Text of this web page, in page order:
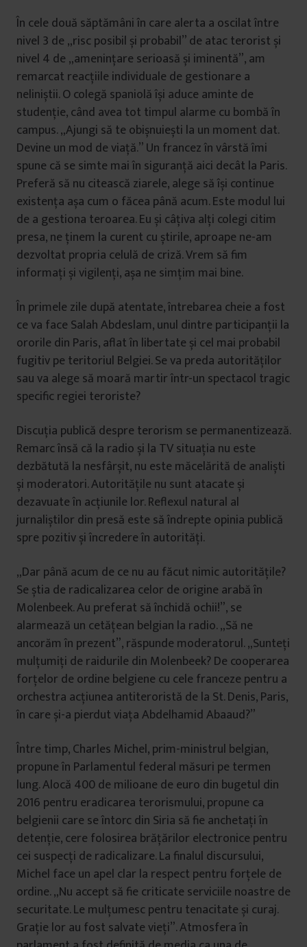
În cele două săptămâni în care alerta a oscilat între
nivel 3 de „risc posibil și probabil” de atac terorist și
nivel 4 de „amenințare serioasă și iminentă”, am
remarcat reacțiile individuale de gestionare a
neliniștii. O colegă spaniolă își aduce aminte de
studenție, când avea tot timpul alarme cu bombă în
campus. „Ajungi să te obișnuiești la un moment dat.
Devine un mod de viață.” Un francez în vârstă îmi
spune că se simte mai în siguranță aici decât la Paris.
Preferă să nu citească ziarele, alege să își continue
existența așa cum o făcea până acum. Este modul lui
de a gestiona teroarea. Eu și câțiva alți colegi citim
presa, ne ținem la curent cu știrile, aproape ne-am
dezvoltat propria celulă de criză. Vrem să fim
informați și vigilenți, așa ne simțim mai bine.
În primele zile după atentate, întrebarea cheie a fost
ce va face Salah Abdeslam, unul dintre participanții la
ororile din Paris, aflat în libertate și cel mai probabil
fugitiv pe teritoriul Belgiei. Se va preda autorităților
sau va alege să moară martir într-un spectacol tragic
specific regiei teroriste?
Discuția publică despre terorism se permanentizează.
Remarc însă că la radio și la TV situația nu este
dezbătută la nesfârșit, nu este măcelărită de analiști
și moderatori. Autoritățile nu sunt atacate și
dezavuate în acțiunile lor. Reflexul natural al
jurnaliștilor din presă este să îndrepte opinia publică
spre pozitiv și încredere în autorități.
„Dar până acum de ce nu au făcut nimic autoritățile?
Se știa de radicalizarea celor de origine arabă în
Molenbeek. Au preferat să închidă ochii!”, se
alarmează un cetățean belgian la radio. „Să ne
ancorăm în prezent”, răspunde moderatorul. „Sunteți
mulțumiți de raidurile din Molenbeek? De cooperarea
forțelor de ordine belgiene cu cele franceze pentru a
orchestra acțiunea antiteroristă de la St. Denis, Paris,
în care și-a pierdut viața Abdelhamid Abaaud?”
Între timp, Charles Michel, prim-ministrul belgian,
propune în Parlamentul federal măsuri pe termen
lung. Alocă 400 de milioane de euro din bugetul din
2016 pentru eradicarea terorismului, propune ca
belgienii care se întorc din Siria să fie anchetați în
detenție, cere folosirea brățărilor electronice pentru
cei suspecți de radicalizare. La finalul discursului,
Michel face un apel clar la respect pentru forțele de
ordine. „Nu accept să fie criticate serviciile noastre de
securitate. Le mulțumesc pentru tenacitate și curaj.
Grație lor au fost salvate vieți”. Atmosfera în